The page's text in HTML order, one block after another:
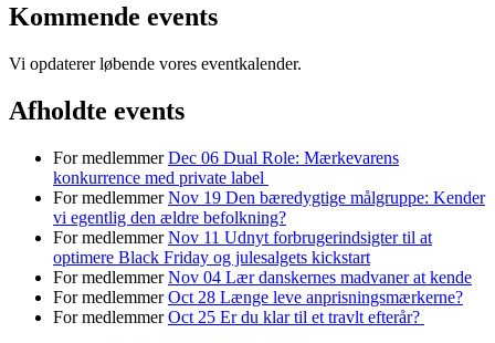
Kommende events
Vi opdaterer løbende vores eventkalender.
Afholdte events
For medlemmer Dec 06 Dual Role: Mærkevarens
konkurrence med private label
For medlemmer Nov 19 Den bæredygtige målgruppe: Kender
vi egentlig den ældre befolkning?
For medlemmer Nov 11 Udnyt forbrugerindsigter til at
optimere Black Friday og julesalgets kickstart
For medlemmer Nov 04 Lær danskernes madvaner at kende
For medlemmer Oct 28 Længe leve anprisningsmærkerne?
For medlemmer Oct 25 Er du klar til et travlt efterår?